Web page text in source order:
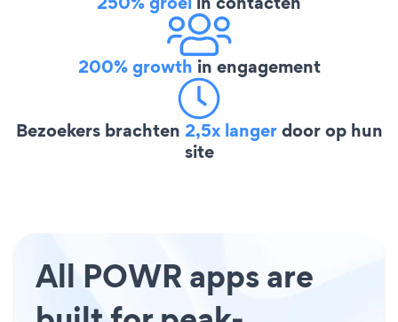
200% growth in engagement
Bezoekers brachten 2,5x langerdoor op hun
site
All POWR apps are